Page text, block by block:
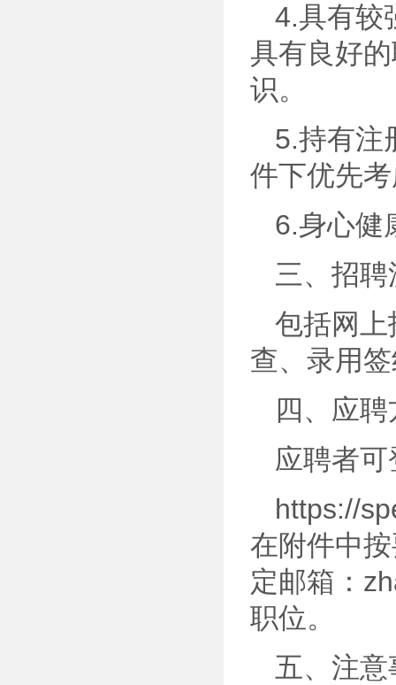
4.具有较
具有良好
识。
5.持有注
件下优先
6.身心
三、招聘
包括网
查、录用
四、应
应聘者
https://
在附件中
定邮箱：
职位。
五、注意